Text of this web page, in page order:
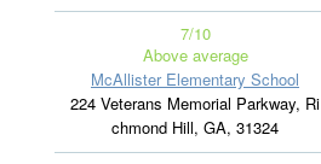
7/10
Above average
McAllister Elementary School
224 Veterans Memorial Parkway, Ri
chmond Hill, GA, 31324